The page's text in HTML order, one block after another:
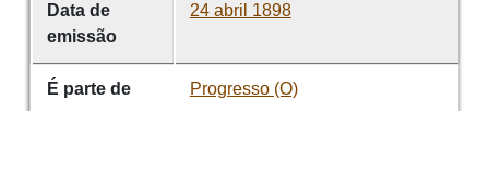
Data de
emissão
24 abril 1898
É parte de Progresso (O)